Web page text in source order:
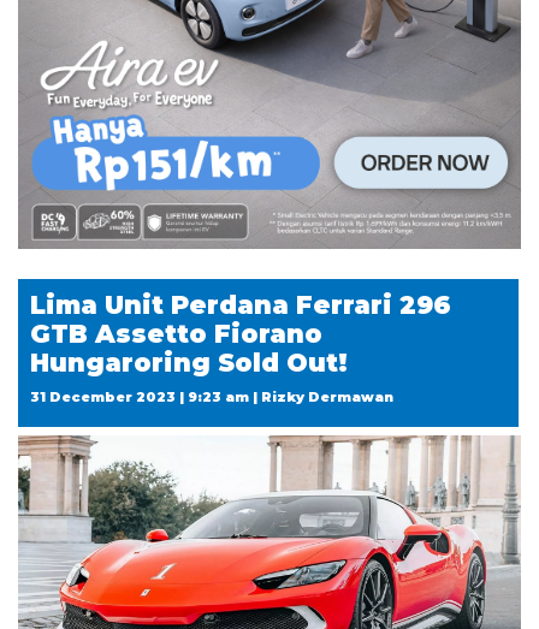
Lima Unit Perdana Ferrari 296
GTB Assetto Fiorano
Hungaroring Sold Out!
31 December 2023 | 9:23 am | Rizky Dermawan